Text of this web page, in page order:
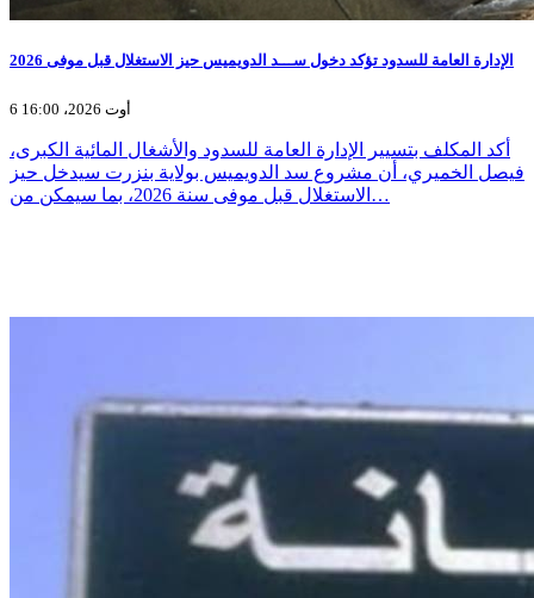
الإدارة العامة للسدود تؤكد دخول ســـد الدويميس حيز الاستغلال قبل موفى 2026
6 أوت 2026، 16:00
أكد المكلف بتسيير الإدارة العامة للسدود والأشغال المائية الكبرى،
فيصل الخميري، أن مشروع سد الدويميس بولاية بنزرت سيدخل حيز
الاستغلال قبل موفى سنة 2026، بما سيمكن من…